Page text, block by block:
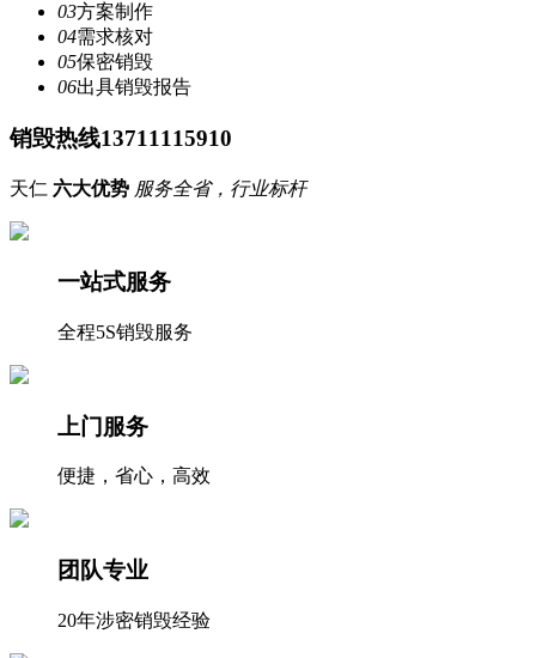
03方案制作
04需求核对
05保密销毁
06出具销毁报告
销毁热线13711115910
天仁 六大优势 服务全省，行业标杆
一站式服务
全程5S销毁服务
上门服务
便捷，省心，高效
团队专业
20年涉密销毁经验